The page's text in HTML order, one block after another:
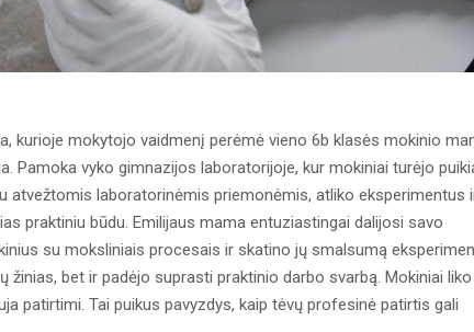
kurioje mokytojo vaidmenį perėmė vieno 6b klasės mokinio
Pamoka vyko gimnazijos laboratorijoje, kur mokiniai turėjo
atvežtomis laboratorinėmis priemonėmis, atliko eksperimentus
praktiniu būdu. Emilijaus mama entuziastingai dalijosi savo
su moksliniais procesais ir skatino jų smalsumą
žinias, bet ir padėjo suprasti praktinio darbo svarbą. Mokiniai liko
patirtimi. Tai puikus pavyzdys, kaip tėvų profesinė patirtis gali